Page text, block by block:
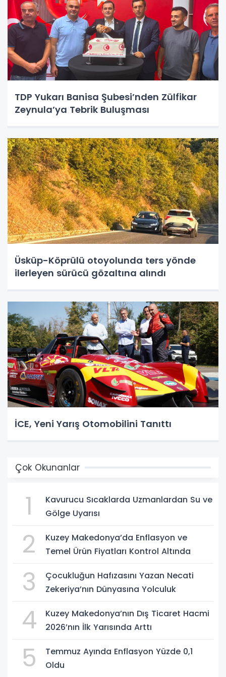
TDP Yukarı Banisa Şubesi’nden Zülfikar
Zeynula’ya Tebrik Buluşması
Üsküp-Köprülü otoyolunda ters yönde
ilerleyen sürücü gözaltına alındı
İCE, Yeni Yarış Otomobilini Tanıttı
Çok Okunanlar
1
Kavurucu Sıcaklarda Uzmanlardan Su ve
Gölge Uyarısı
2
Kuzey Makedonya’da Enflasyon ve
Temel Ürün Fiyatları Kontrol Altında
3
Çocukluğun Hafızasını Yazan Necati
Zekeriya’nın Dünyasına Yolculuk
4
Kuzey Makedonya’nın Dış Ticaret Hacmi
2026’nın İlk Yarısında Arttı
5
Temmuz Ayında Enflasyon Yüzde 0,1
Oldu